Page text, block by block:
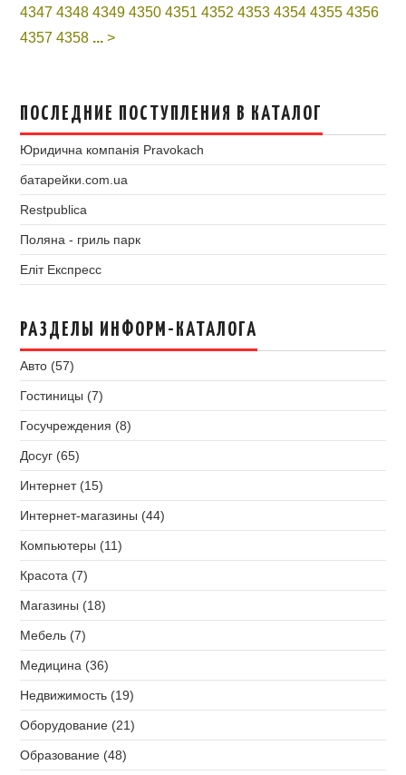
4347 4348 4349 4350 4351 4352 4353 4354 4355 4356
4357 4358 ... >
ПОСЛЕДНИЕ ПОСТУПЛЕНИЯ В КАТАЛОГ
Юридична компанія Pravokach
батарейки.com.ua
Restpublica
Поляна - гриль парк
Еліт Експресс
РАЗДЕЛЫ ИНФОРМ-КАТАЛОГА
Авто (57)
Гостиницы (7)
Госучреждения (8)
Досуг (65)
Интернет (15)
Интернет-магазины (44)
Компьютеры (11)
Красота (7)
Магазины (18)
Мебель (7)
Медицина (36)
Недвижимость (19)
Оборудование (21)
Образование (48)